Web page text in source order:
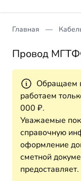
Главная
Провод
Обращаем
работаем
000 ₽.
Уважаемые
справочную
оформление
сметной
предоставляет.